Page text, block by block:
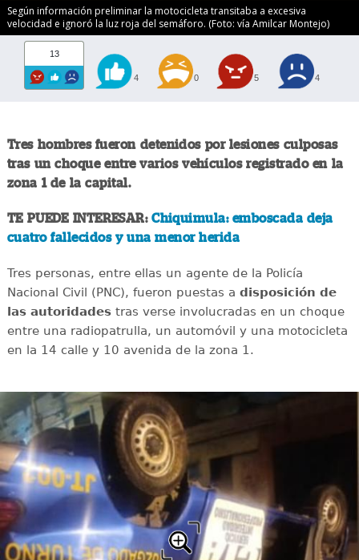
Según información preliminar la motocicleta transitaba a excesiva
velocidad e ignoró la luz roja del semáforo. (Foto: vía Amilcar Montejo)
13
4 0 5 4
Tres hombres fueron detenidos por lesiones culposas
tras un choque entre varios vehículos registrado en la
zona 1 de la capital.
TE PUEDE INTERESAR:Chiquimula: emboscada deja
cuatro fallecidos y una menor herida
Tres personas, entre ellas un agente de la Policía
Nacional Civil (PNC), fueron puestas a disposición de
las autoridadestras verse involucradas en un choque
entre una radiopatrulla, un automóvil y una motocicleta
en la 14 calle y 10 avenida de la zona 1.